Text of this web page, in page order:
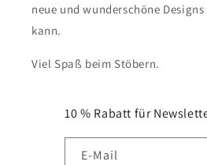
neue und wunderschöne
kann.
Viel Spaß beim Stöbern.
10 % Rabatt für
E-Mail